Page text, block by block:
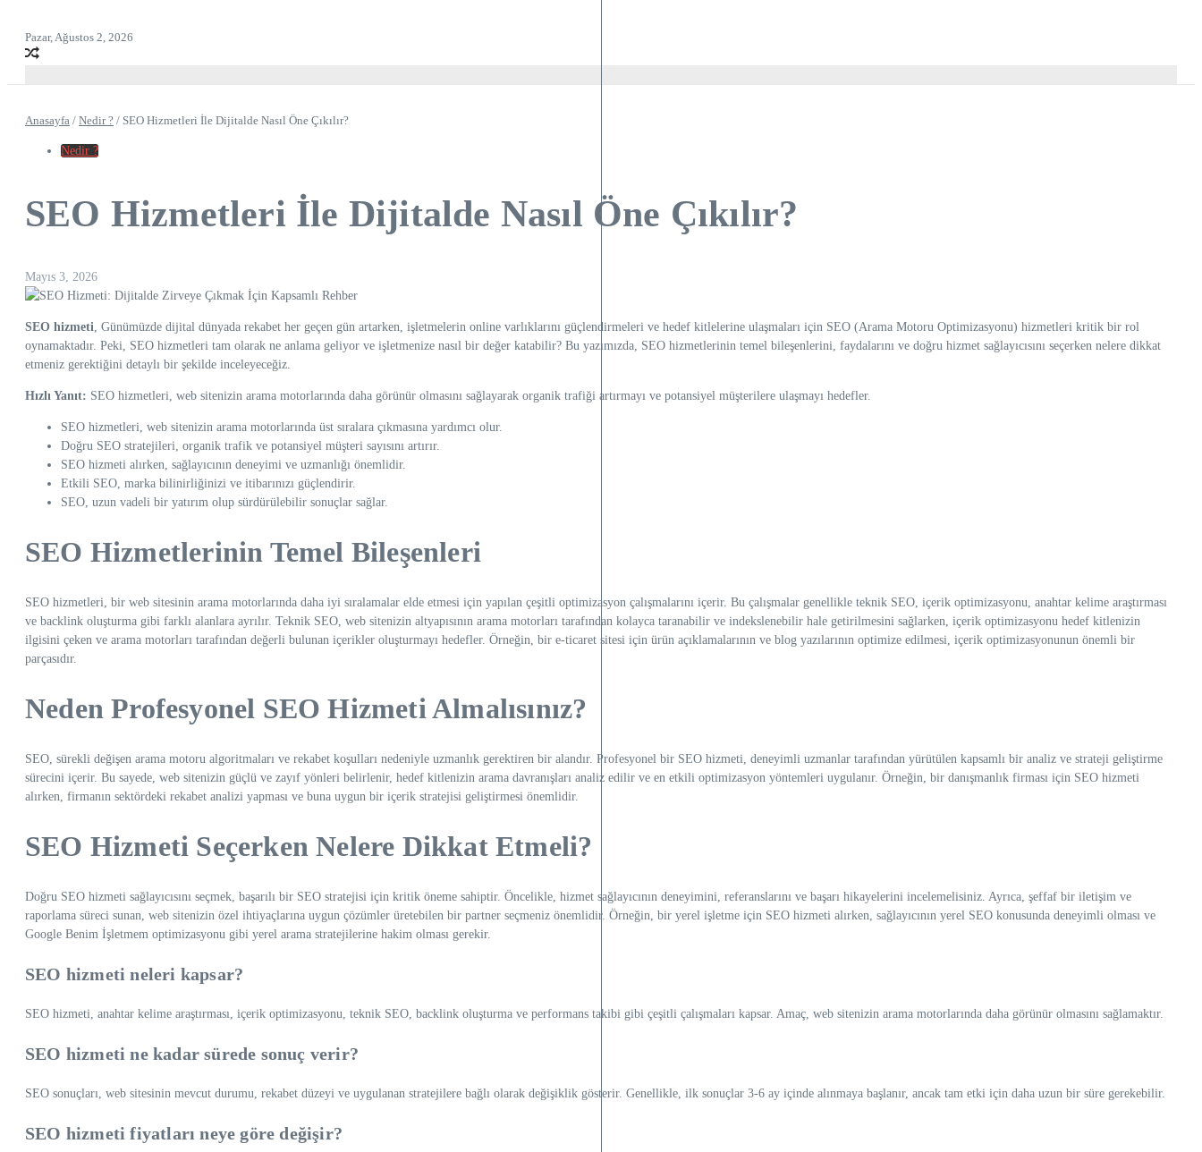
Pazar, Ağustos 2, 2026
Anasayfa / Nedir ? / SEO Hizmetleri İle Dijitalde Nasıl Öne Çıkılır?
Nedir ?
SEO Hizmetleri İle Dijitalde Nasıl Öne Çıkılır?
Mayıs 3, 2026
SEO hizmeti , Günümüzde dijital dünyada rekabet her geçen gün artarken, işletmelerin online varlıklarını güçlendirmeleri ve hedef kitlelerine ulaşmaları için SEO (Arama Motoru Optimizasyonu) hizmetleri kritik bir rol
oynamaktadır. Peki, SEO hizmetleri tam olarak ne anlama geliyor ve işletmenize nasıl bir değer katabilir? Bu yazımızda, SEO hizmetlerinin temel bileşenlerini, faydalarını ve doğru hizmet sağlayıcısını seçerken nelere dikkat
etmeniz gerektiğini detaylı bir şekilde inceleyeceğiz.
Hızlı Yanıt: SEO hizmetleri, web sitenizin arama motorlarında daha görünür olmasını sağlayarak organik trafiği artırmayı ve potansiyel müşterilere ulaşmayı hedefler.
SEO hizmetleri, web sitenizin arama motorlarında üst sıralara çıkmasına yardımcı olur.
Doğru SEO stratejileri, organik trafik ve potansiyel müşteri sayısını artırır.
SEO hizmeti alırken, sağlayıcının deneyimi ve uzmanlığı önemlidir.
Etkili SEO, marka bilinirliğinizi ve itibarınızı güçlendirir.
SEO, uzun vadeli bir yatırım olup sürdürülebilir sonuçlar sağlar.
SEO Hizmetlerinin Temel Bileşenleri
SEO hizmetleri, bir web sitesinin arama motorlarında daha iyi sıralamalar elde etmesi için yapılan çeşitli optimizasyon çalışmalarını içerir. Bu çalışmalar genellikle teknik SEO, içerik optimizasyonu, anahtar kelime araştırması
ve backlink oluşturma gibi farklı alanlara ayrılır. Teknik SEO, web sitenizin altyapısının arama motorları tarafından kolayca taranabilir ve indekslenebilir hale getirilmesini sağlarken, içerik optimizasyonu hedef kitlenizin
ilgisini çeken ve arama motorları tarafından değerli bulunan içerikler oluşturmayı hedefler. Örneğin, bir e-ticaret sitesi için ürün açıklamalarının ve blog yazılarının optimize edilmesi, içerik optimizasyonunun önemli bir
parçasıdır.
Neden Profesyonel SEO Hizmeti Almalısınız?
SEO, sürekli değişen arama motoru algoritmaları ve rekabet koşulları nedeniyle uzmanlık gerektiren bir alandır. Profesyonel bir SEO hizmeti, deneyimli uzmanlar tarafından yürütülen kapsamlı bir analiz ve strateji geliştirme
sürecini içerir. Bu sayede, web sitenizin güçlü ve zayıf yönleri belirlenir, hedef kitlenizin arama davranışları analiz edilir ve en etkili optimizasyon yöntemleri uygulanır. Örneğin, bir danışmanlık firması için SEO hizmeti
alırken, firmanın sektördeki rekabet analizi yapması ve buna uygun bir içerik stratejisi geliştirmesi önemlidir.
SEO Hizmeti Seçerken Nelere Dikkat Etmeli?
Doğru SEO hizmeti sağlayıcısını seçmek, başarılı bir SEO stratejisi için kritik öneme sahiptir. Öncelikle, hizmet sağlayıcının deneyimini, referanslarını ve başarı hikayelerini incelemelisiniz. Ayrıca, şeffaf bir iletişim ve
raporlama süreci sunan, web sitenizin özel ihtiyaçlarına uygun çözümler üretebilen bir partner seçmeniz önemlidir. Örneğin, bir yerel işletme için SEO hizmeti alırken, sağlayıcının yerel SEO konusunda deneyimli olması ve
Google Benim İşletmem optimizasyonu gibi yerel arama stratejilerine hakim olması gerekir.
SEO hizmeti neleri kapsar?
SEO hizmeti, anahtar kelime araştırması, içerik optimizasyonu, teknik SEO, backlink oluşturma ve performans takibi gibi çeşitli çalışmaları kapsar. Amaç, web sitenizin arama motorlarında daha görünür olmasını sağlamaktır.
SEO hizmeti ne kadar sürede sonuç verir?
SEO sonuçları, web sitesinin mevcut durumu, rekabet düzeyi ve uygulanan stratejilere bağlı olarak değişiklik gösterir. Genellikle, ilk sonuçlar 3-6 ay içinde alınmaya başlanır, ancak tam etki için daha uzun bir süre gerekebilir.
SEO hizmeti fiyatları neye göre değişir?